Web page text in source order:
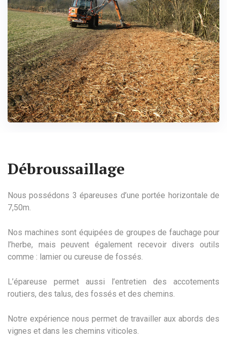
Débroussaillage
Nous possédons 3 épareuses d’une portée horizontale de
7,50m.
Nos machines sont équipées de groupes de fauchage pour
l’herbe, mais peuvent également recevoir divers outils
comme : lamier ou cureuse de fossés.
L’épareuse permet aussi l’entretien des accotements
routiers, des talus, des fossés et des chemins.
Notre expérience nous permet de travailler aux abords des
vignes et dans les chemins viticoles.